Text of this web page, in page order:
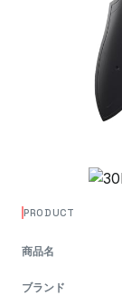
PRODUCT
商品名
ブランド